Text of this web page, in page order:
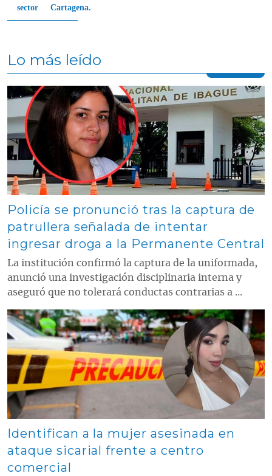
sector
Cartagena.
Lo más leído
Contenido multimedia principal
Policía se pronunció tras la captura de
patrullera señalada de intentar
ingresar droga a la Permanente Central
La institución confirmó la captura de la uniformada,
anunció una investigación disciplinaria interna y
aseguró que no tolerará conductas contrarias a ...
Contenido multimedia principal
Identifican a la mujer asesinada en
ataque sicarial frente a centro
comercial